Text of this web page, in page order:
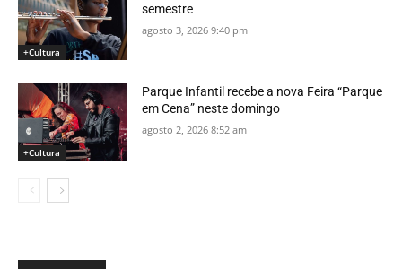
+Cultura
semestre
agosto 3, 2026 9:40 pm
+Cultura
Parque Infantil recebe a nova Feira “Parque
em Cena” neste domingo
agosto 2, 2026 8:52 am